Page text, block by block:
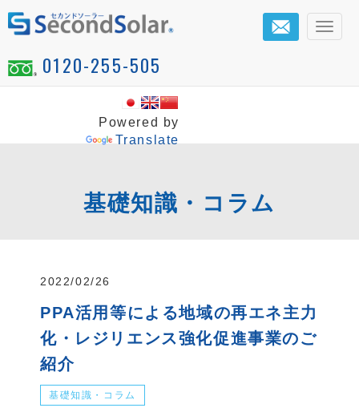
Powered by
Translate
メ
0120-255-505
基礎知識・コラム
2022/02/26
PPA活用等による地域の再エネ主力
化・レジリエンス強化促進事業のご
紹介
基礎知識・コラム